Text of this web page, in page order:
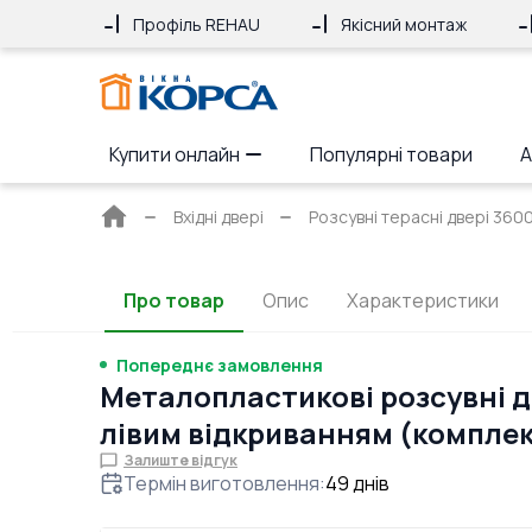
Профіль REHAU Якісний монтаж
Купити онлайн Популярні товари
Головна
Вхідні двері Розсувні терасні двері
Про товар Опис Характеристики
Попереднє замовлення
Металопластикові розсувні
лівим відкриванням
Залиште відгук
Термін виготовлення:49днів